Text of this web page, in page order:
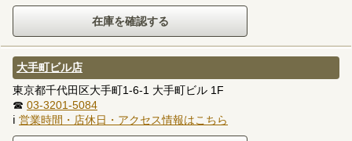
大手町ビル店
東京都千代田区大手町1-6-1 大手町ビル 1F
☎ 03-3201-5084
ℹ 営業時間・店休日・アクセス情報はこちら